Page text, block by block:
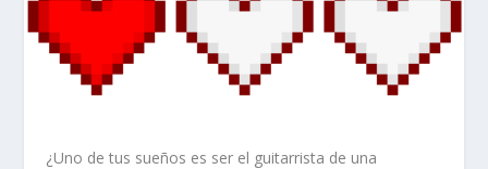
¿Uno de tus sueños es ser el guitarrista de una